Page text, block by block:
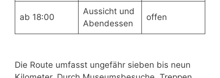
ab 18:00
Aussicht und
Abendessen
offen
Die Route umfasst ungefähr sieben bis neun